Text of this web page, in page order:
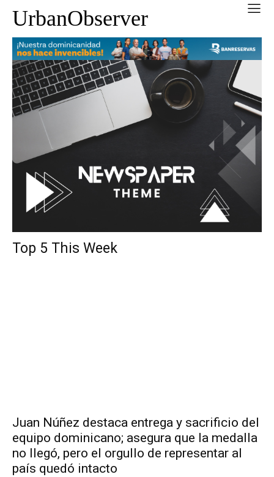
UrbanObserver
Top 5 This Week
Juan Núñez destaca entrega y sacrificio del
equipo dominicano; asegura que la medalla
no llegó, pero el orgullo de representar al
país quedó intacto